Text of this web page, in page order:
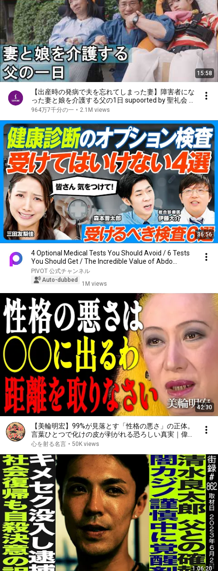
15:58
【出産時の発病で夫を忘れてしまった妻】障害者にな
った妻と娘を介護する父の1日 supoorted by 聖礼会 #
聖礼会 #ジャパンバリアフリープロジェクト #共生
964万7千分の一 • 2.1M views
36:56
4 Optional Medical Tests You Should Avoid / 6 Tests
You Should Get / The Incredible Value of Abdo...
PIVOT 公式チャンネル
Auto-dubbed
1M views
42:30
【美輪明宏】99%が見落とす「性格の悪さ」の正体。
言葉ひとつで化けの皮が剥がれる恐ろしい真実｜偉人
｜名言｜言葉の力｜人生哲学｜
心を射る名言 • 50K views
1:06:20